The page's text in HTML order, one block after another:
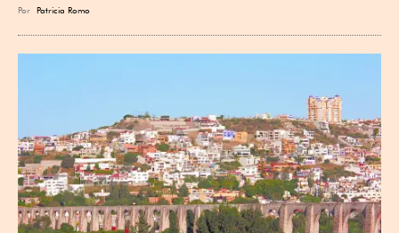
Por Patricia Romo